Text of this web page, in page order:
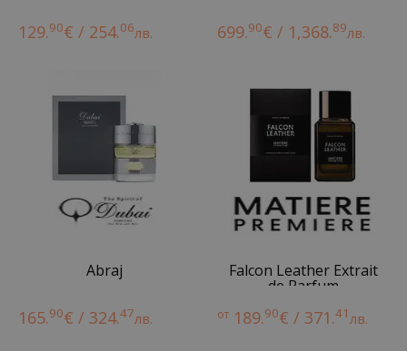
129.90€ / 254.06лв. 699.90€ / 1,368.89лв.
Abraj
165.90€ / 324.47лв.
Falcon Leather Extrait
de Parfum
от 189.90€ / 371.41лв.